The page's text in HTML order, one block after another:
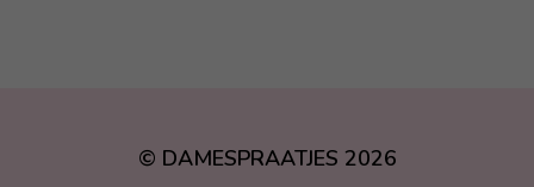
© DAMESPRAATJES 2026